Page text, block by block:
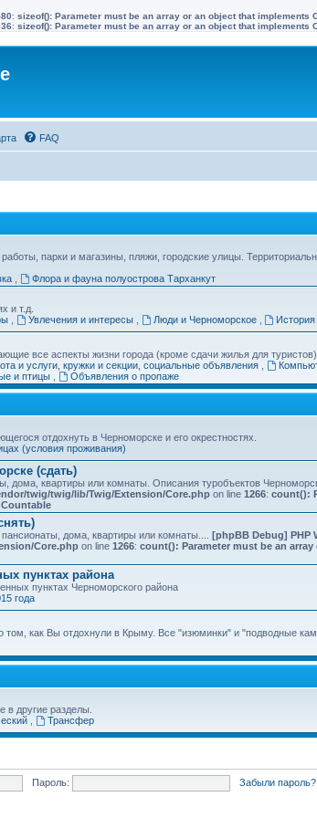
: sizeof(): Parameter must be an array or an object that implements
: sizeof(): Parameter must be an array or an object that implements
FAQ
парки и магазины, пляжи, городские улицы.
Флора и фауна полуострова Тарханкут
и т.д.
Увлечения и интересы Люди и Черноморское История
все аспекты жизни города (кроме сдачи жилья для туристов).
и услуги, кружки и секции, социальные объявления
и птицы Объявления о пропаже
отдохнуть в Черноморске и его окрестностях.
(условия проживания)
(сдать)
дома, квартиры или комнаты. Описания туробъектов
twig/twig/lib/Twig/Extension/Core.php on line 1266: count():
дома, квартиры или комнаты.... [phpBB Debug] PHP
Core.php on line 1266: count(): Parameter must be an
пунктах района
пунктах Черноморского района
года
том, как Вы отдохнули в Крыму. Все "изюминки" и "подводные
другие разделы.
Трансфер
Пароль: Забыли пароль?